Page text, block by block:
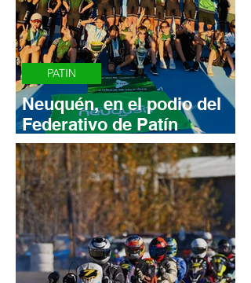
Neuquén, en el podio del
Federativo de Patín
Carrera
PATIN